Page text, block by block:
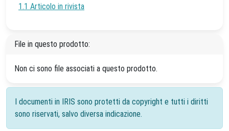
1.1 Articolo in rivista
File in questo prodotto:
Non ci sono file associati a questo prodotto.
I documenti in IRIS sono protetti da copyright e tutti i diritti
sono riservati, salvo diversa indicazione.